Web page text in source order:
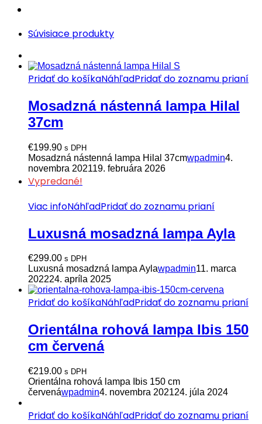
Súvisiace produkty
Pridať do košíkaNáhľadPridať do zoznamu prianí
Mosadzná nástenná lampa Hilal
37cm
€199.90 s DPH
Mosadzná nástenná lampa Hilal 37cmwpadmin4.
novembra 202119. februára 2026
Vypredané!
Viac infoNáhľadPridať do zoznamu prianí
Luxusná mosadzná lampa Ayla
€299.00 s DPH
Luxusná mosadzná lampa Aylawpadmin11. marca
202224. apríla 2025
Pridať do košíkaNáhľadPridať do zoznamu prianí
Orientálna rohová lampa Ibis 150
cm červená
€219.00 s DPH
Orientálna rohová lampa Ibis 150 cm
červenáwpadmin4. novembra 202124. júla 2024
Pridať do košíkaNáhľadPridať do zoznamu prianí